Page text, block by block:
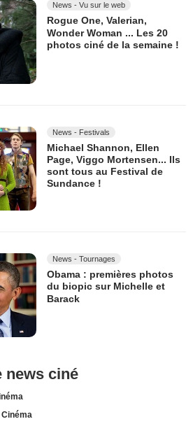
News - Vu sur le web
Rogue One, Valerian,
Wonder Woman ... Les 20
photos ciné de la semaine !
News - Festivals
Michael Shannon, Ellen
Page, Viggo Mortensen... Ils
sont tous au Festival de
Sundance !
News - Tournages
Obama : premières photos
du biopic sur Michelle et
Barack
news ciné